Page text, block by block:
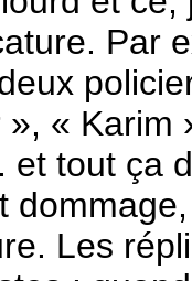
Par
», « Karim
et tout ça
Les